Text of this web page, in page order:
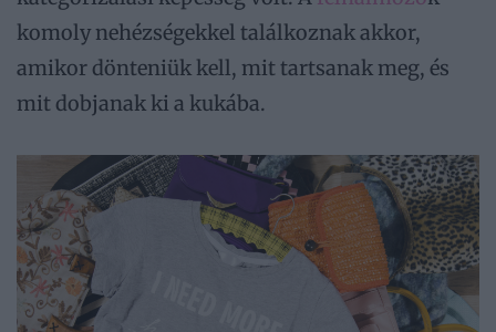
komoly nehézségekkel találkoznak akkor,
amikor dönteniük kell, mit tartsanak meg, és
mit dobjanak ki a kukába.